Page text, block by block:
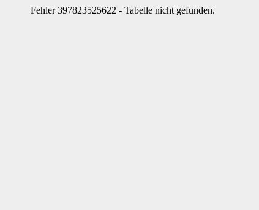
Fehler 397823525622 - Tabelle nicht gefunden.